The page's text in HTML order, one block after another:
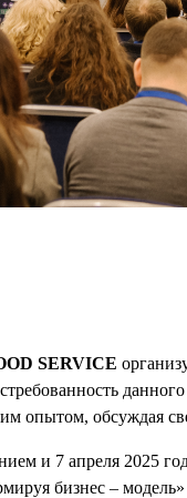
SERVICE
опытом, обсуждая
и 7 апреля 2025
бизнес – модель»